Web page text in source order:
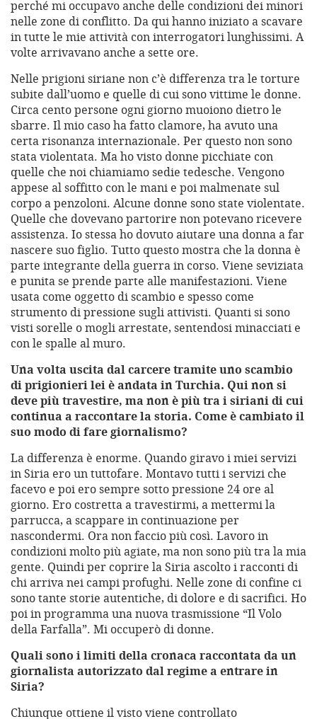
perché mi occupavo anche delle condizioni dei minori
nelle zone di conflitto. Da qui hanno iniziato a scavare
in tutte le mie attività con interrogatori lunghissimi. A
volte arrivavano anche a sette ore.
Nelle prigioni siriane non c’è differenza tra le torture
subite dall’uomo e quelle di cui sono vittime le donne.
Circa cento persone ogni giorno muoiono dietro le
sbarre. Il mio caso ha fatto clamore, ha avuto una
certa risonanza internazionale. Per questo non sono
stata violentata. Ma ho visto donne picchiate con
quelle che noi chiamiamo sedie tedesche. Vengono
appese al soffitto con le mani e poi malmenate sul
corpo a penzoloni. Alcune donne sono state violentate.
Quelle che dovevano partorire non potevano ricevere
assistenza. Io stessa ho dovuto aiutare una donna a far
nascere suo figlio. Tutto questo mostra che la donna è
parte integrante della guerra in corso. Viene seviziata
e punita se prende parte alle manifestazioni. Viene
usata come oggetto di scambio e spesso come
strumento di pressione sugli attivisti. Quanti si sono
visti sorelle o mogli arrestate, sentendosi minacciati e
con le spalle al muro.
Una volta uscita dal carcere tramite uno scambio
di prigionieri lei è andata in Turchia. Qui non si
deve più travestire, ma non è più tra i siriani di cui
continua a raccontare la storia. Come è cambiato il
suo modo di fare giornalismo?
La differenza è enorme. Quando giravo i miei servizi
in Siria ero un tuttofare. Montavo tutti i servizi che
facevo e poi ero sempre sotto pressione 24 ore al
giorno. Ero costretta a travestirmi, a mettermi la
parrucca, a scappare in continuazione per
nascondermi. Ora non faccio più così. Lavoro in
condizioni molto più agiate, ma non sono più tra la mia
gente. Quindi per coprire la Siria ascolto i racconti di
chi arriva nei campi profughi. Nelle zone di confine ci
sono tante storie autentiche, di dolore e di sacrifici. Ho
poi in programma una nuova trasmissione “Il Volo
della Farfalla”. Mi occuperò di donne.
Quali sono i limiti della cronaca raccontata da un
giornalista autorizzato dal regime a entrare in
Siria?
Chiunque ottiene il visto viene controllato